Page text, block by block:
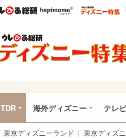
ウレぴあ総研ハピママ*
TDR 海外ディズニー テレ
東京ディズニーランド 東京ディズ